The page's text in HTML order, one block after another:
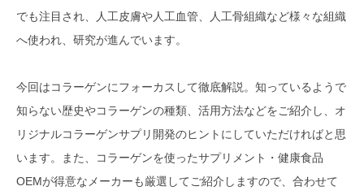
でも注目され、人工皮膚や人工血管、人工骨組織など様々な組織
へ使われ、研究が進んでいます。
今回はコラーゲンにフォーカスして徹底解説。知っているようで
知らない歴史やコラーゲンの種類、活用方法などをご紹介し、オ
リジナルコラーゲンサプリ開発のヒントにしていただければと思
います。また、コラーゲンを使ったサプリメント・健康食品
OEMが得意なメーカーも厳選してご紹介しますので、合わせて